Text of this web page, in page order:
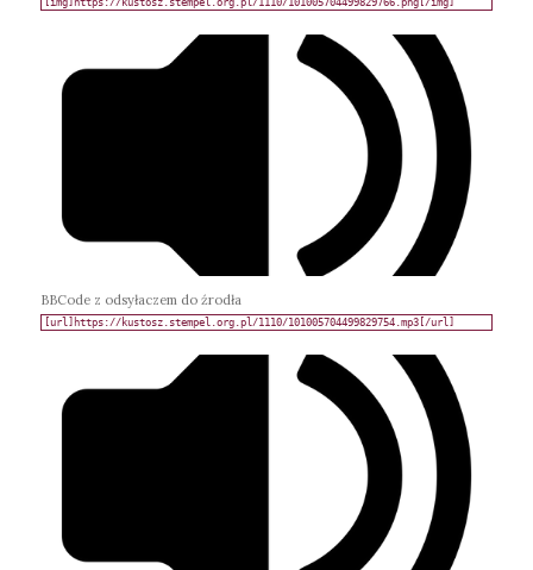
BBCode z odsyłaczem do źrodła